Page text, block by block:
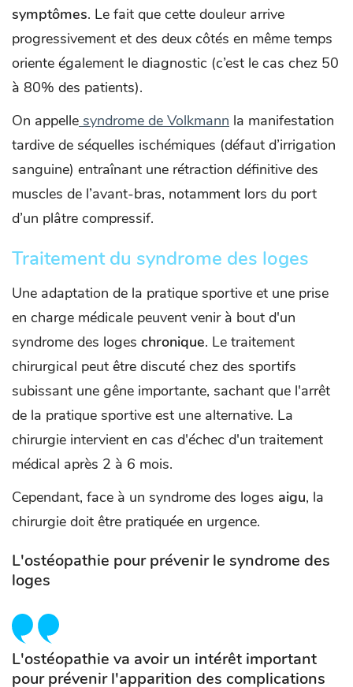
symptômes. Le fait que cette douleur arrive
progressivement et des deux côtés en même temps
oriente également le diagnostic (c’est le cas chez 50
à 80% des patients).
On appelle syndrome de Volkmann la manifestation
tardive de séquelles ischémiques (défaut d’irrigation
sanguine) entraînant une rétraction définitive des
muscles de l’avant-bras, notamment lors du port
d’un plâtre compressif.
Traitement du syndrome des loges
Une adaptation de la pratique sportive et une prise
en charge médicale peuvent venir à bout d'un
syndrome des loges chronique. Le traitement
chirurgical peut être discuté chez des sportifs
subissant une gêne importante, sachant que l'arrêt
de la pratique sportive est une alternative. La
chirurgie intervient en cas d'échec d'un traitement
médical après 2 à 6 mois.
Cependant, face à un syndrome des loges aigu, la
chirurgie doit être pratiquée en urgence.
L'ostéopathie pour prévenir le syndrome des
loges
L'ostéopathie va avoir un intérêt important
pour prévenir l'apparition des complications